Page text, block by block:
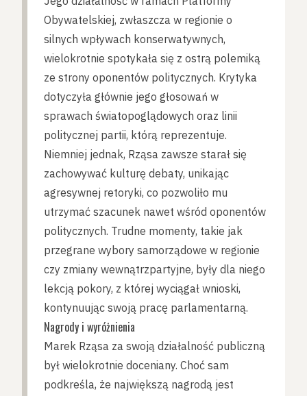
Obywatelskiej, zwłaszcza w regionie o
silnych wpływach konserwatywnych,
wielokrotnie spotykała się z ostrą polemiką
ze strony oponentów politycznych. Krytyka
dotyczyła głównie jego głosowań w
sprawach światopoglądowych oraz linii
politycznej partii, którą reprezentuje.
Niemniej jednak, Rząsa zawsze starał się
zachowywać kulturę debaty, unikając
agresywnej retoryki, co pozwoliło mu
utrzymać szacunek nawet wśród oponentów
politycznych. Trudne momenty, takie jak
przegrane wybory samorządowe w regionie
czy zmiany wewnątrzpartyjne, były dla niego
lekcją pokory, z której wyciągał wnioski,
kontynuując swoją pracę parlamentarną.
Nagrody i wyróżnienia
Marek Rząsa za swoją działalność publiczną
był wielokrotnie doceniany. Choć sam
podkreśla, że największą nagrodą jest